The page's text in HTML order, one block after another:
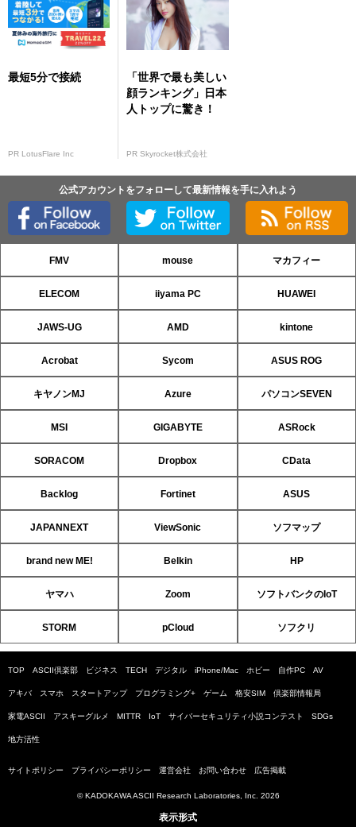
最短5分で接続
PR LotusFlare Inc
「世界で最も美しい
顔ランキング」日本
人トップに驚き！
PR Skyrocket株式会社
公式アカウントをフォローして最新情報を手に入れよう
FMV mouse マカフィー
ELECOM iiyama PC HUAWEI
JAWS-UG AMD kintone
Acrobat Sycom ASUS ROG
キヤノンMJ Azure パソコンSEVEN
MSI GIGABYTE ASRock
SORACOM Dropbox CData
Backlog Fortinet ASUS
JAPANNEXT ViewSonic ソフマップ
brand new ME! Belkin HP
ヤマハ Zoom ソフトバンクのIoT
STORM pCloud ソフクリ
TOP ASCII倶楽部 ビジネス TECH デジタル iPhone/Mac ホビー 自作PC AV
アキバ スマホ スタートアップ プログラミング+ ゲーム 格安SIM 倶楽部情報局
家電ASCII アスキーグルメ MITTR IoT サイバーセキュリティ小説コンテスト SDGs
地方活性
サイトポリシー プライバシーポリシー 運営会社 お問い合わせ 広告掲載
© KADOKAWA ASCII Research Laboratories, Inc. 2026
表示形式